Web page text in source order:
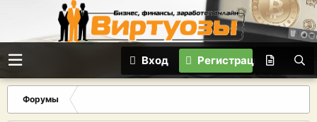
Вход Регистрация
Форумы